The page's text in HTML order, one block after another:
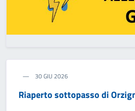
30 GIU 2026
Riaperto sottopasso di